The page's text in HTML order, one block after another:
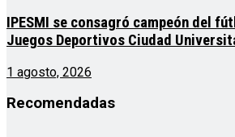
IPESMI se consagró campeón del
Juegos Deportivos Ciudad
1 agosto, 2026
Recomendadas